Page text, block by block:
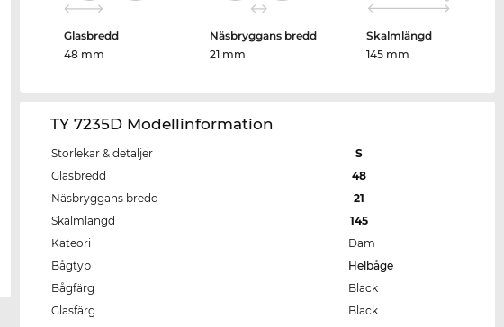
Glasbredd
48 mm
Näsbryggans bredd
21 mm
Skalmlängd
145 mm
TY 7235D Modellinformation
Storlekar & detaljer
S
Glasbredd
48
Näsbryggans bredd
21
Skalmlängd
145
Kateori
Dam
Bågtyp
Helbåge
Bågfärg
Black
Glasfärg
Black